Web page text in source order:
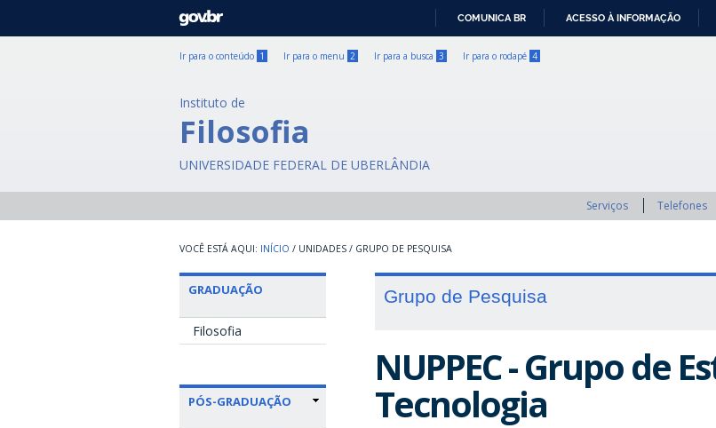
GOVBR
COMUNICA BR ACESSO À INFORMAÇÃO
Ir para o conteúdo 1 Ir para o menu 2 Ir para a busca 3 Ir para o rodapé 4
Instituto de
Filosofia
UNIVERSIDADE FEDERAL DE UBERLÂNDIA
Serviços Telefones
INÍCIO / UNIDADES / GRUPO DE PESQUISA
GRADUAÇÃO
Filosofia
PÓS-GRADUAÇÃO
Grupo de Pesquisa
NUPPEC - Grupo de
Tecnologia